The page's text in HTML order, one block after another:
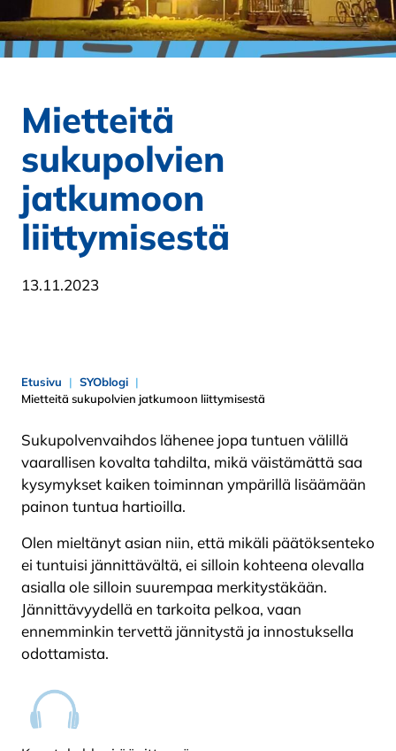
Mietteitä
sukupolvien
jatkumoon
liittymisestä
13.11.2023
Etusivu
SYOblogi
Mietteitä sukupolvien jatkumoon liittymisestä
Sukupolvenvaihdos lähenee jopa tuntuen välillä
vaarallisen kovalta tahdilta, mikä väistämättä saa
kysymykset kaiken toiminnan ympärillä lisäämään
painon tuntua hartioilla.
Olen mieltänyt asian niin, että mikäli päätöksenteko
ei tuntuisi jännittävältä, ei silloin kohteena olevalla
asialla ole silloin suurempaa merkitystäkään.
Jännittävyydellä en tarkoita pelkoa, vaan
ennemminkin tervettä jännitystä ja innostuksella
odottamista.